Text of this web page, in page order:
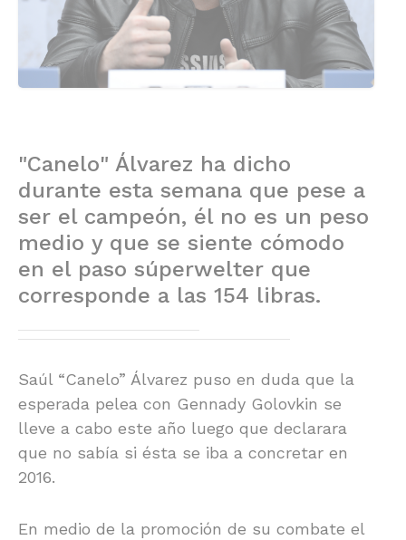
"Canelo" Álvarez ha dicho
durante esta semana que pese a
ser el campeón, él no es un peso
medio y que se siente cómodo
en el paso súperwelter que
corresponde a las 154 libras.
Saúl “Canelo” Álvarez puso en duda que la
esperada pelea con Gennady Golovkin se
lleve a cabo este año luego que declarara
que no sabía si ésta se iba a concretar en
2016.
En medio de la promoción de su combate el